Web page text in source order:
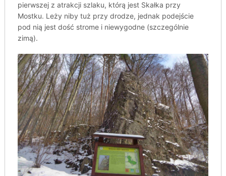
pierwszej z atrakcji szlaku, którą jest Skałka przy
Mostku. Leży niby tuż przy drodze, jednak podejście
pod nią jest dość strome i niewygodne (szczególnie
zimą).